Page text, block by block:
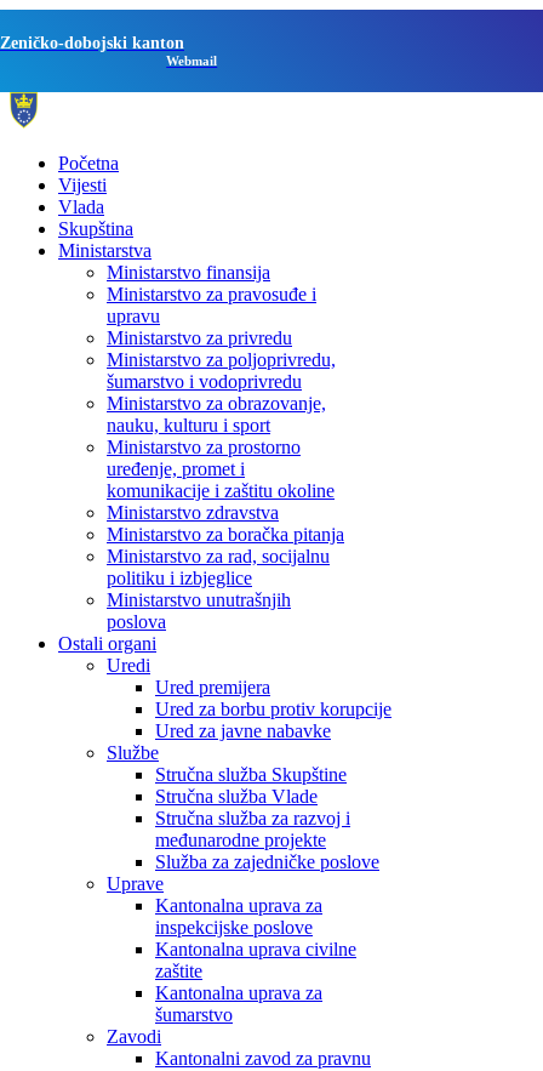
Zeničko-dobojski kanton
Webmail
Početna
Vijesti
Vlada
Skupština
Ministarstva
Ministarstvo finansija
Ministarstvo za pravosuđe i
upravu
Ministarstvo za privredu
Ministarstvo za poljoprivredu,
šumarstvo i vodoprivredu
Ministarstvo za obrazovanje,
nauku, kulturu i sport
Ministarstvo za prostorno
uređenje, promet i
komunikacije i zaštitu okoline
Ministarstvo zdravstva
Ministarstvo za boračka pitanja
Ministarstvo za rad, socijalnu
politiku i izbjeglice
Ministarstvo unutrašnjih
poslova
Ostali organi
Uredi
Ured premijera
Ured za borbu protiv korupcije
Ured za javne nabavke
Službe
Stručna služba Skupštine
Stručna služba Vlade
Stručna služba za razvoj i
međunarodne projekte
Služba za zajedničke poslove
Uprave
Kantonalna uprava za
inspekcijske poslove
Kantonalna uprava civilne
zaštite
Kantonalna uprava za
šumarstvo
Zavodi
Kantonalni zavod za pravnu